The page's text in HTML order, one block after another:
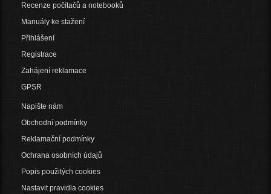
Recenze počítačů a notebooků
Manuály ke stažení
Přihlášení
Registrace
Zahájení reklamace
GPSR
Napište nám
Obchodní podmínky
Reklamační podmínky
Ochrana osobních údajů
Popis použitých cookies
Nastavit pravidla cookies